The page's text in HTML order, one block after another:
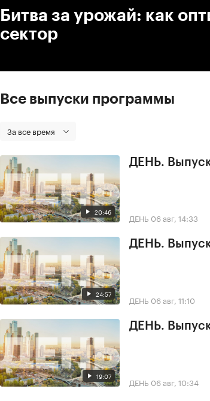
Битва за урожай: как
сектор
Все выпуски программы
За все время
20:46
ДЕНЬ.
ДЕНЬ 06 авг, 14:33
24:57
ДЕНЬ.
ДЕНЬ 06 авг, 11:10
19:07
ДЕНЬ.
ДЕНЬ 06 авг, 10:34